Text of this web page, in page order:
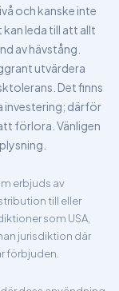
och kanske inte
leda till att allt
av hävstång.
utvärdera
Det finns
investering; därför
förlora. Vänligen
erbjuds av
till eller
som USA,
jurisdiktion där
förbjuden.